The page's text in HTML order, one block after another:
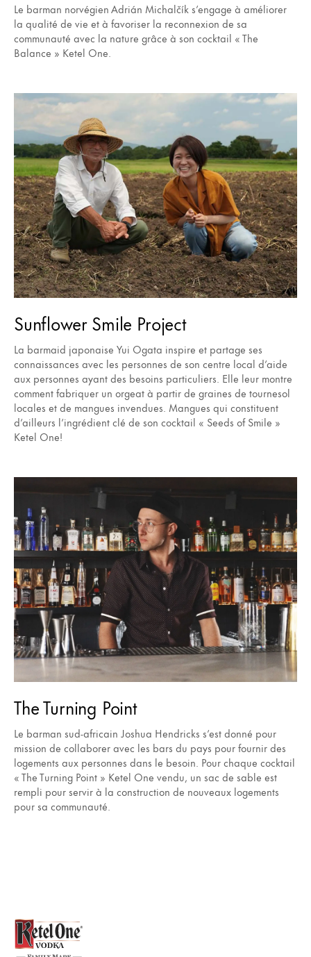
Le barman norvégien Adrián Michalčík s’engage à améliorer
la qualité de vie et à favoriser la reconnexion de sa
communauté avec la nature grâce à son cocktail « The
Balance » Ketel One.
Sunflower Smile Project
La barmaid japonaise Yui Ogata inspire et partage ses
connaissances avec les personnes de son centre local d’aide
aux personnes ayant des besoins particuliers. Elle leur montre
comment fabriquer un orgeat à partir de graines de tournesol
locales et de mangues invendues. Mangues qui constituent
d’ailleurs l’ingrédient clé de son cocktail « Seeds of Smile »
Ketel One!
The Turning Point
Le barman sud-africain Joshua Hendricks s’est donné pour
mission de collaborer avec les bars du pays pour fournir des
logements aux personnes dans le besoin. Pour chaque cocktail
« The Turning Point » Ketel One vendu, un sac de sable est
rempli pour servir à la construction de nouveaux logements
pour sa communauté.